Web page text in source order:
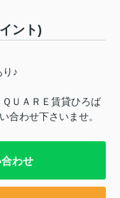
ント)
♪
ＵＡＲＥ賃貸ひろば
合わせ下さいませ。
わせ